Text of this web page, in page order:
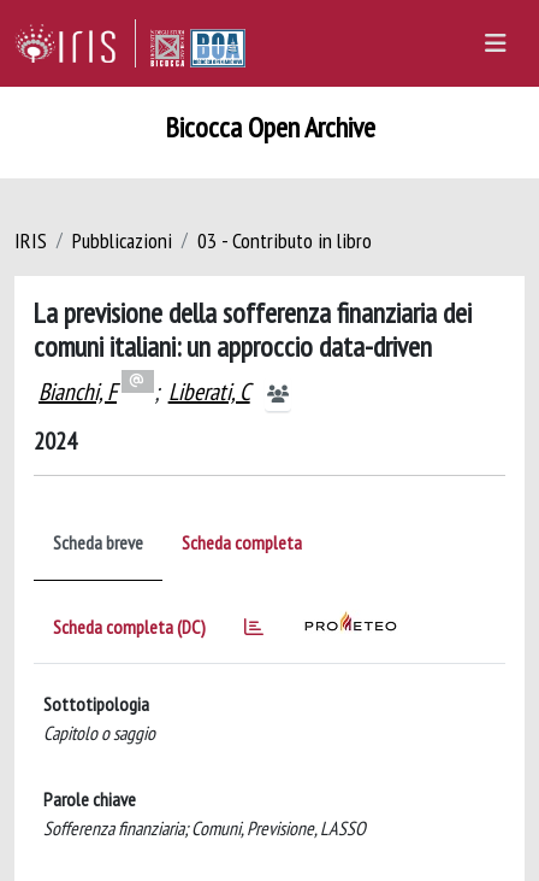
Bicocca Open Archive
IRIS Pubblicazioni 03 - Contributo in libro
La previsione della sofferenza finanziaria dei
comuni italiani: un approccio data-driven
Bianchi, F ; Liberati, C
2024
Scheda breve Scheda completa
Scheda completa (DC)
Sottotipologia
Capitolo o saggio
Parole chiave
Sofferenza finanziaria; Comuni, Previsione, LASSO